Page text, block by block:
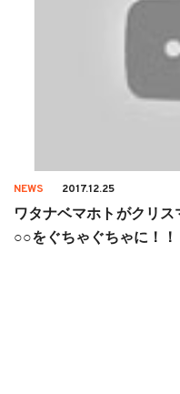
NEWS 2017.12.25
ワタナベマホトがクリ
○○をぐちゃぐちゃに！！